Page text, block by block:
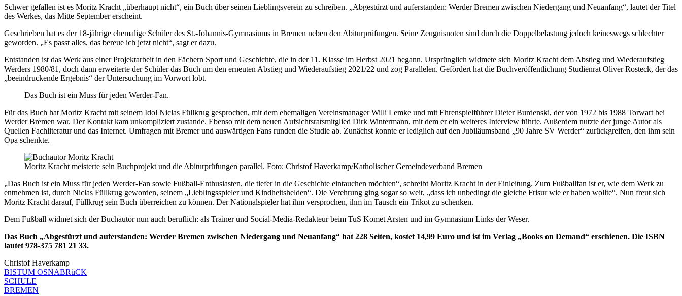
Schwer gefallen ist es Moritz Kracht „überhaupt nicht“, ein Buch über seinen Lieblingsverein zu schreiben. „Abgestürzt und auferstanden: Werder Bremen zwischen Niedergang und Neuanfang“, lautet der Titel
des Werkes, das Mitte September erscheint.
Geschrieben hat es der 18-jährige ehemalige Schüler des St.-Johannis-Gymnasiums in Bremen neben den Abiturprüfungen. Seine Zeugnisnoten sind durch die Doppelbelastung jedoch keineswegs schlechter
geworden. „Es passt alles, das bereue ich jetzt nicht“, sagt er dazu.
Entstanden ist das Werk aus einer Projektarbeit in den Fächern Sport und Geschichte, die in der 11. Klasse im Herbst 2021 begann. Ursprünglich widmete sich Moritz Kracht dem Abstieg und Wiederaufstieg
Werders 1980/81, doch dann erweiterte der Schüler das Buch um den erneuten Abstieg und Wiederaufstieg 2021/22 und zog Parallelen. Gefördert hat die Buchveröffentlichung Studienrat Oliver Rosteck, der das
„beeindruckende Ergebnis“ der Untersuchung im Vorwort lobt.
Das Buch ist ein Muss für jeden Werder-Fan.
Für das Buch hat Moritz Kracht mit seinem Idol Niclas Füllkrug gesprochen, mit dem ehemaligen Vereinsmanager Willi Lemke und mit Ehrenspielführer Dieter Burdenski, der von 1972 bis 1988 Torwart bei
Werder Bremen war. Der Kontakt kam unkompliziert zustande. Ebenso mit dem neuen Aufsichtsratsmitglied Dirk Wintermann, mit dem er ein weiteres Interview führte. Außerdem nutzte der junge Autor als
Quellen Fachliteratur und das Internet. Umfragen mit Bremer und auswärtigen Fans runden die Studie ab. Zunächst konnte er lediglich auf den Jubiläumsband „90 Jahre SV Werder“ zurückgreifen, den ihm sein
Opa schenkte.
Moritz Kracht meisterte sein Buchprojekt und die Abiturprüfungen parallel. Foto: Christof Haverkamp/Katholischer Gemeindeverband Bremen
„Das Buch ist ein Muss für jeden Werder-Fan sowie Fußball-Enthusiasten, die tiefer in die Geschichte eintauchen möchten“, schreibt Moritz Kracht in der Einleitung. Zum Fußballfan ist er, wie dem Werk zu
entnehmen ist, durch Niclas Füllkrug geworden, seinem „Lieblingsspieler und Kindheitshelden“. Die Verehrung ging sogar so weit, „dass ich unbedingt die gleiche Frisur wie er haben wollte“. Nun freut sich
Moritz Kracht darauf, Füllkrug sein Buch überreichen zu können. Der Nationalspieler hat ihm versprochen, ihm im Tausch ein Trikot zu schenken.
Dem Fußball widmet sich der Buchautor nun auch beruflich: als Trainer und Social-Media-Redakteur beim TuS Komet Arsten und im Gymnasium Links der Weser.
Das Buch „Abgestürzt und auferstanden: Werder Bremen zwischen Niedergang und Neuanfang“ hat 228 Seiten, kostet 14,99 Euro und ist im Verlag „Books on Demand“ erschienen. Die ISBN
lautet 978-375 781 21 33.
Christof Haverkamp
BISTUM OSNABRüCK
SCHULE
BREMEN